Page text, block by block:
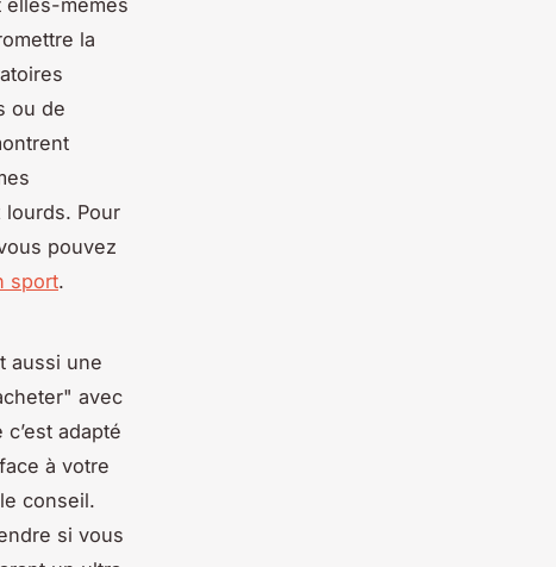
la
ou de
lourds. Pour
pouvez
sport.
aussi une
avec
adapté
à votre
conseil.
si vous